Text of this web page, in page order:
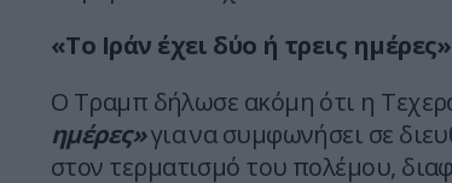
«Το Ιράν έχει δύο ή τρεις ημέρες»
Ο Τραμπ δήλωσε ακόμη ότι η
ημέρες»για να συμφωνήσει σε
στον τερματισμό του πολέμου,